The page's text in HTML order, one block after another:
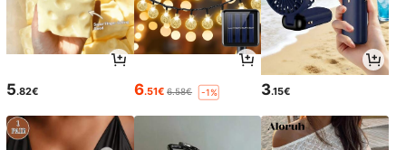
5.82€ 6.51€ 6.58€ -1% 3.15€